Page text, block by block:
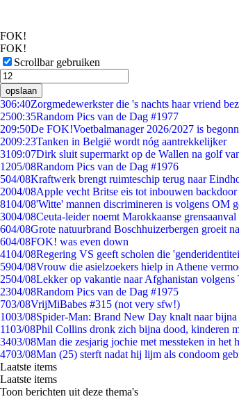
FOK!
FOK!
Scrollbar gebruiken
opslaan
306:40Zorgmedewerkster die 's nachts haar vriend
2500:35Random Pics van de Dag #1977
209:50De FOK!Voetbalmanager 2026/2027 is
2009:23Tanken in België wordt nóg aantrekkelijker
3109:07Dirk sluit supermarkt op de Wallen na golf
1205/08Random Pics van de Dag #1976
504/08Kraftwerk brengt ruimteschip terug naar
2004/08Apple vecht Britse eis tot inbouwen
8104/08'Witte' mannen discrimineren is volgens OM
3004/08Ceuta-leider noemt Marokkaanse
604/08Grote natuurbrand Boschhuizerbergen groeit
604/08FOK! was even down
4104/08Regering VS geeft scholen die
5904/08Vrouw die asielzoekers hielp in Athene
2504/08Lekker op vakantie naar Afghanistan volgens
2304/08Random Pics van de Dag #1975
703/08VrijMiBabes #315 (not very sfw!)
1003/08Spider-Man: Brand New Day knalt naar
1103/08Phil Collins dronk zich bijna dood, kinderen
3403/08Man die zesjarig jochie met messteken in
4703/08Man (25) sterft nadat hij lijm als condoom
Laatste items
Laatste items
Toon berichten uit deze thema's